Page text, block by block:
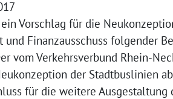
Vorschlag für die
und Finanzausschuss folgender
vom Verkehrsverbund Rhein-
der Stadtbuslinien
für die weitere Ausgestaltung